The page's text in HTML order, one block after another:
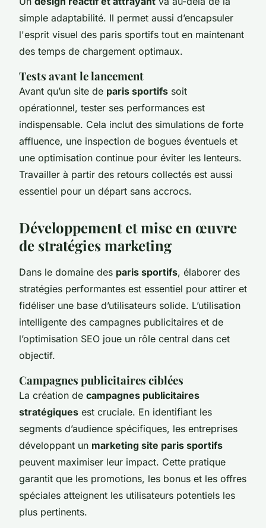
simple adaptabilité. Il permet aussi d’encapsuler
l'esprit visuel des paris sportifs tout en maintenant
des temps de chargement optimaux.
Tests avant le lancement
Avant qu’un site de paris sportifs soit
opérationnel, tester ses performances est
indispensable. Cela inclut des simulations de forte
affluence, une inspection de bogues éventuels et
une optimisation continue pour éviter les lenteurs.
Travailler à partir des retours collectés est aussi
essentiel pour un départ sans accrocs.
Développement et mise en œuvre
de stratégies marketing
Dans le domaine des paris sportifs, élaborer des
stratégies performantes est essentiel pour attirer et
fidéliser une base d’utilisateurs solide. L’utilisation
intelligente des campagnes publicitaires et de
l’optimisation SEO joue un rôle central dans cet
objectif.
Campagnes publicitaires ciblées
La création de campagnes publicitaires
stratégiques est cruciale. En identifiant les
segments d’audience spécifiques, les entreprises
développant un marketing site paris sportifs
peuvent maximiser leur impact. Cette pratique
garantit que les promotions, les bonus et les offres
spéciales atteignent les utilisateurs potentiels les
plus pertinents.